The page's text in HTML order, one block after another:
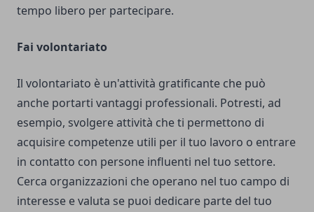
tempo libero per partecipare.
Fai volontariato
Il volontariato è un'attività gratificante che può
anche portarti vantaggi professionali. Potresti, ad
esempio, svolgere attività che ti permettono di
acquisire competenze utili per il tuo lavoro o entrare
in contatto con persone influenti nel tuo settore.
Cerca organizzazioni che operano nel tuo campo di
interesse e valuta se puoi dedicare parte del tuo